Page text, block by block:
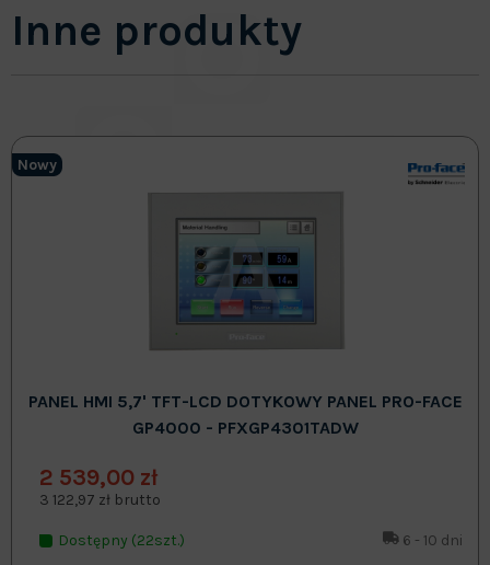
Inne produkty
Nowy
PANEL HMI 5,7' TFT-LCD DOTYKOWY PANEL PRO-FACE
GP4000 - PFXGP4301TADW
2 539,00 zł
3 122,97 zł brutto
Dostępny (22szt.) 6 - 10 dni